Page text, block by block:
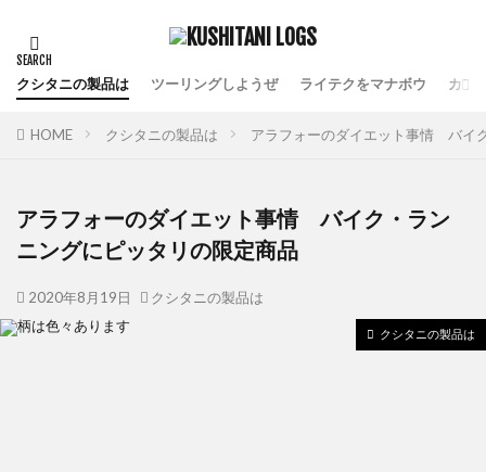
クシタニの製品は ツーリングしようぜ ライテクをマナボウ カフ
HOME クシタニの製品は アラフォーのダイエット事情 バイ
アラフォーのダイエット事情 バイク・ラン
ニングにピッタリの限定商品
2020年8月19日 クシタニの製品は
クシタニの製品は